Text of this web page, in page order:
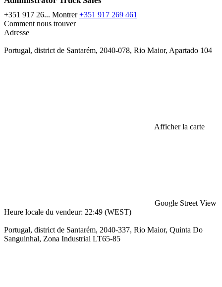
+351 917 26... Montrer+351 917 269 461
Comment nous trouver
Adresse
Portugal, district de Santarém, 2040-078, Rio Maior, Apartado 104
Afficher la carte
Google Street View
Heure locale du vendeur: 22:49 (WEST)
Portugal, district de Santarém, 2040-337, Rio Maior, Quinta Do
Sanguinhal, Zona Industrial LT65-85